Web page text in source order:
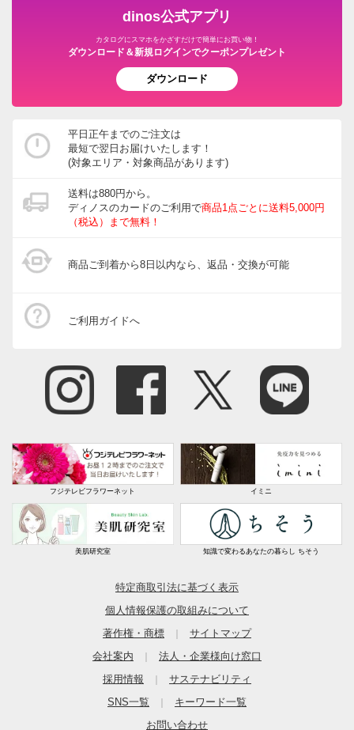
dinos公式アプリ
カタログにスマホをかざすだけで簡単にお買い物！
ダウンロード＆新規ログインでクーポンプレゼント
ダウンロード
平日正午までのご注文は
最短で翌日お届けいたします！
(対象エリア・対象商品があります)
送料は880円から。
ディノスのカードのご利用で商品1点ごとに送料5,000円
（税込）まで無料！
商品ご到着から8日以内なら、返品・交換が可能
ご利用ガイドへ
フジテレビフラワーネット イミニ
美肌研究室 知識で変わるあなたの暮らし ちそう
特定商取引法に基づく表示
個人情報保護の取組みについて
著作権・商標
サイトマップ
会社案内
法人・企業様向け窓口
採用情報
サステナビリティ
SNS一覧
キーワード一覧
お問い合わせ